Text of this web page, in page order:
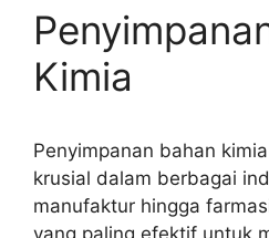
Kimia
Penyimpanan bahan
krusial dalam berbagai
manufaktur hingga
yang paling efektif untuk